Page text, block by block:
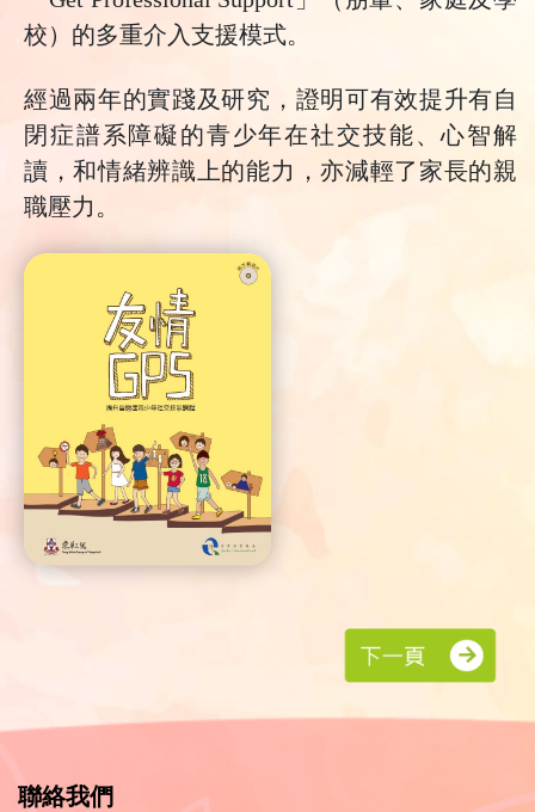
校）的多重介入支援模式。
經過兩年的實踐及研究，證明可有效提升有自
閉症譜系障礙的青少年在社交技能、心智解
讀，和情緒辨識上的能力，亦減輕了家長的親
職壓力。
聯絡我們